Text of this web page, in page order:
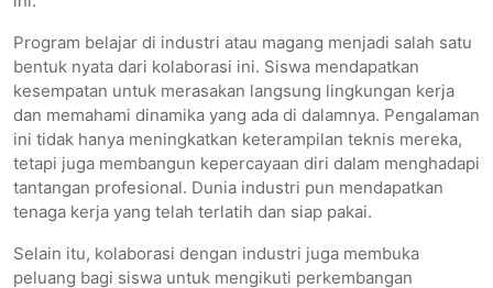
Program belajar di industri atau magang menjadi salah satu
bentuk nyata dari kolaborasi ini. Siswa mendapatkan
kesempatan untuk merasakan langsung lingkungan kerja
dan memahami dinamika yang ada di dalamnya. Pengalaman
ini tidak hanya meningkatkan keterampilan teknis mereka,
tetapi juga membangun kepercayaan diri dalam menghadapi
tantangan profesional. Dunia industri pun mendapatkan
tenaga kerja yang telah terlatih dan siap pakai.
Selain itu, kolaborasi dengan industri juga membuka
peluang bagi siswa untuk mengikuti perkembangan